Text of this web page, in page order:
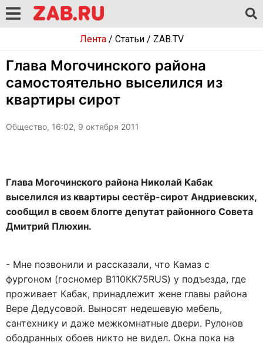
Лента/ Статьи/ ZAB.TV
Глава Могочинского района
самостоятельно выселился из
квартиры сирот
Общество, 16:02, 9 октября 2011
Глава Могочинского района Николай Кабак
выселился из квартиры сестёр-сирот Андриевских,
сообщил в своем блогге депутат районного Совета
Дмитрий Плюхин.
- Мне позвонили и рассказали, что Камаз с
фургоном (госномер В110КК75RUS) у подъезда, где
проживает Кабак, принадлежит жене главы района
Вере Дедусовой. Выносят недешевую мебель,
сантехнику и даже межкомнатные двери. Рулонов
ободранных обоев никто не видел. Окна пока на